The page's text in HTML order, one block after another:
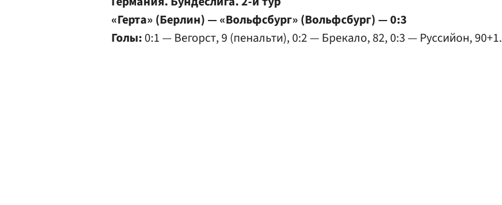
«Герта» (Берлин) — «Вольфсбург» (Вольфсбург) — 0:3
Голы:0:1 — Вегорст, 9 (пенальти), 0:2 — Брекало, 82, 0:3 — Руссийон, 90+1.